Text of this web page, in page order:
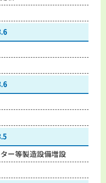
ー等製造設備増設